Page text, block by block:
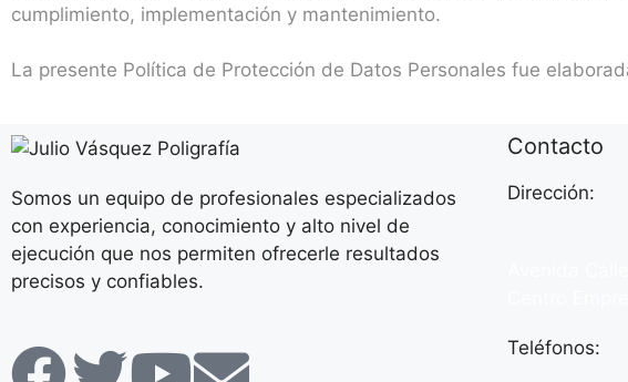
cumplimiento, implementación y mantenimiento.
La presente Política de Protección de Datos Personales fue
Somos un equipo de profesionales especializados
con experiencia, conocimiento y alto nivel de
ejecución que nos permiten ofrecerle resultados
precisos y confiables.
Contacto
Dirección:
Teléfonos: